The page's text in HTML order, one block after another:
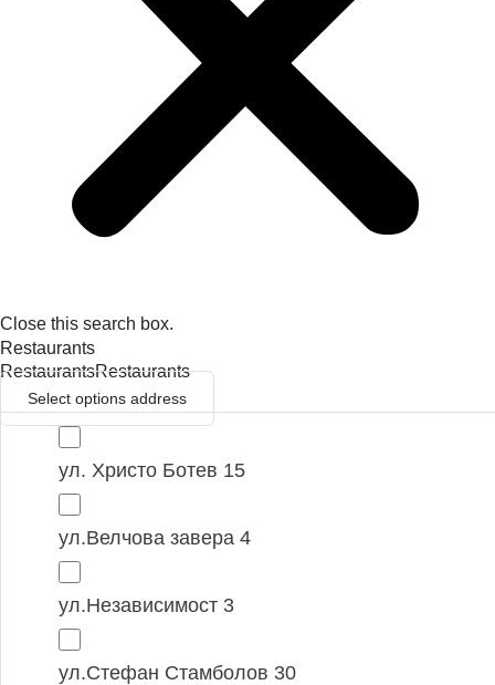
Close this search box.
Restaurants
RestaurantsRestaurants
Select options address
ул. Христо Ботев 15
ул.Велчова завера 4
ул.Независимост 3
ул.Стефан Стамболов 30